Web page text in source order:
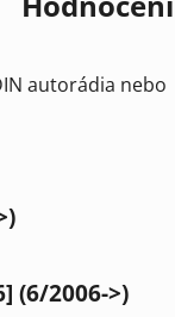
autorádia nebo
(6/2006->)